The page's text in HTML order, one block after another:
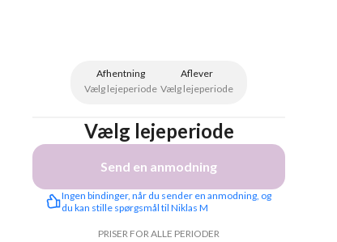
Afhentning
Vælg lejeperiode
Aflever
Vælg lejeperiode
Vælg lejeperiode
Send en anmodning
Ingen bindinger, når du sender en anmodning, og
du kan stille spørgsmål til Niklas M
PRISER FOR ALLE PERIODER